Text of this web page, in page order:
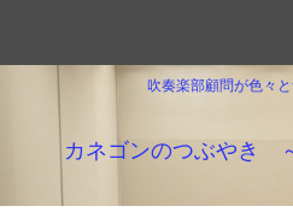
吹奏楽部顧問が色々と
カネゴンのつぶやき